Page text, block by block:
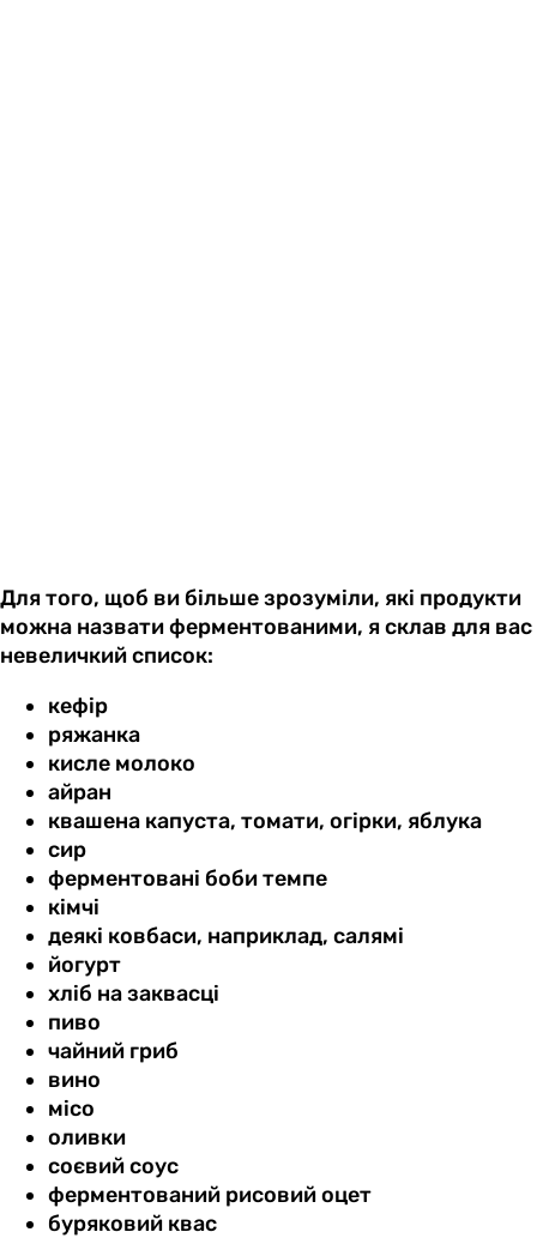
Для того, щоб ви більше зрозуміли, які продукти
можна назвати ферментованими, я склав для вас
невеличкий список:
кефір
ряжанка
кисле молоко
айран
квашена капуста, томати, огірки, яблука
сир
ферментовані боби темпе
кімчі
деякі ковбаси, наприклад, салямі
йогурт
хліб на заквасці
пиво
чайний гриб
вино
місо
оливки
соєвий соус
ферментований рисовий оцет
буряковий квас